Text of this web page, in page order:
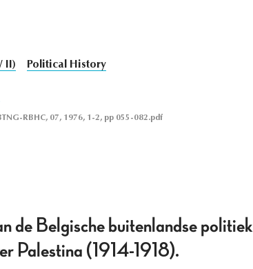
II) Political History
RBHC, 07, 1976, 1-2, pp 055-082.pdf
de Belgische buitenlandse
Palestina (1914-1918).